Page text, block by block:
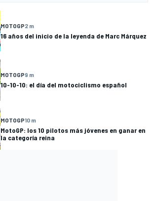
MOTOGP2 m
16 años del inicio de la leyenda de Marc Márquez
MOTOGP9 m
10-10-10: el día del motociclismo español
MOTOGP10 m
MotoGP: los 10 pilotos más jóvenes en ganar en
la categoría reina